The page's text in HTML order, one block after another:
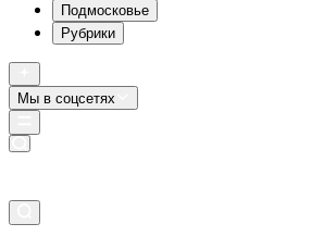
Подмосковье
Рубрики
Мы в соцсетях